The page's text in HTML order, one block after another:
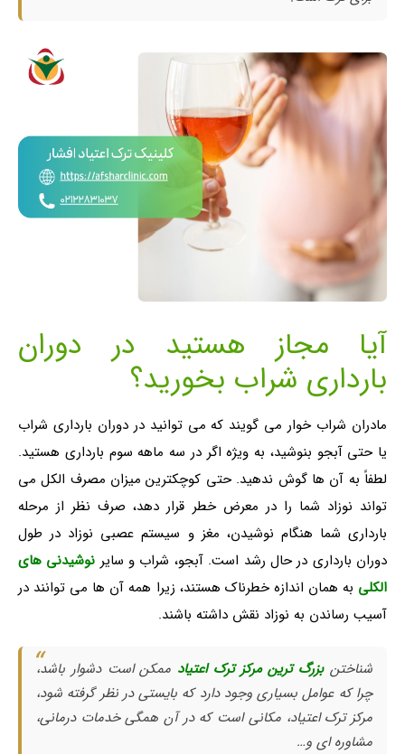
آیا مجاز هستید در دوران
بارداری شراب بخورید؟
مادران شراب خوار می گویند که می توانید در دوران بارداری شراب
یا حتی آبجو بنوشید، به ویژه اگر در سه ماهه سوم بارداری هستید.
لطفاً به آن ها گوش ندهید. حتی کوچکترین میزان مصرف الکل می
تواند نوزاد شما را در معرض خطر قرار دهد، صرف نظر از مرحله
بارداری شما هنگام نوشیدن، مغز و سیستم عصبی نوزاد در طول
دوران بارداری در حال رشد است. آبجو، شراب و سایر نوشیدنی های
الکلی به همان اندازه خطرناک هستند، زیرا همه آن ها می توانند در
آسیب رساندن به نوزاد نقش داشته باشند.
شناختنبزرگ ترین مرکز ترک اعتیاد ممکن است دشوار باشد،
چرا که عوامل بسیاری وجود دارد که بایستی در نظر گرفته شود،
مرکز ترک اعتیاد، مکانی است که در آن همگی خدمات درمانی،
مشاوره ای و…